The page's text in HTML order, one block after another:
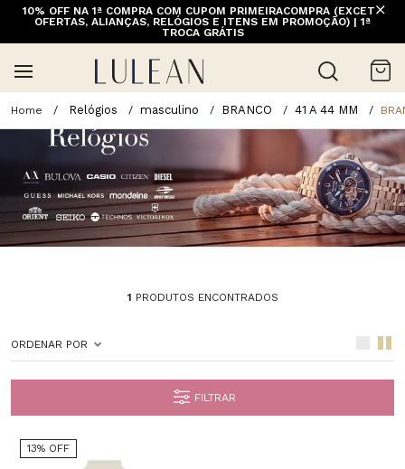
10% OFF NA 1ª COMPRA COM CUPOM PRIMEIRACOMPRA (EXCETO
OFERTAS, ALIANÇAS, RELÓGIOS E ITENS EM PROMOÇÃO) | 1ª
TROCA GRÁTIS
Relógios masculino BRANCO 41 A 44 MM
1 PRODUTOS ENCONTRADOS
ORDENAR POR
FILTRAR
13% OFF